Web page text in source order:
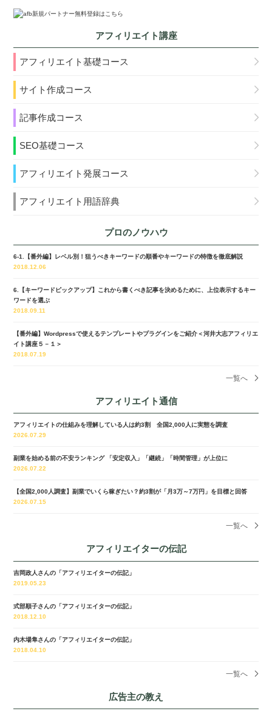
アフィリエイト講座
アフィリエイト基礎コース
サイト作成コース
記事作成コース
SEO基礎コース
アフィリエイト発展コース
アフィリエイト用語辞典
プロのノウハウ
6-1.【番外編】レベル別！狙うべきキーワードの順番やキーワードの特徴を徹底解説
2018.12.06
6.【キーワードピックアップ】これから書くべき記事を決めるために、上位表示するキー
ワードを選ぶ
2018.09.11
【番外編】Wordpressで使えるテンプレートやプラグインをご紹介＜河井大志アフィリエ
イト講座５－１＞
2018.07.19
一覧へ
アフィリエイト通信
アフィリエイトの仕組みを理解している人は約3割 全国2,000人に実態を調査
2026.07.29
副業を始める前の不安ランキング 「安定収入」「継続」「時間管理」が上位に
2026.07.22
【全国2,000人調査】副業でいくら稼ぎたい？約3割が「月3万～7万円」を目標と回答
2026.07.15
一覧へ
アフィリエイターの伝記
吉岡政人さんの「アフィリエイターの伝記」
2019.05.23
式部順子さんの「アフィリエイターの伝記」
2018.12.10
内木場隼さんの「アフィリエイターの伝記」
2018.04.10
一覧へ
広告主の教え